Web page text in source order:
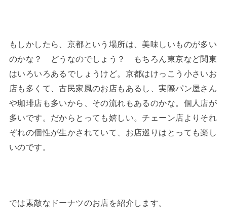
もしかしたら、京都という場所は、美味しいものが多い
のかな？ どうなのでしょう？ もちろん東京など関東
はいろいろあるでしょうけど。京都はけっこう小さいお
店も多くて、古民家風のお店もあるし、実際パン屋さん
や珈琲店も多いから、その流れもあるのかな。個人店が
多いです。だからとっても嬉しい。チェーン店よりそれ
ぞれの個性が生かされていて、お店巡りはとっても楽し
いのです。
では素敵なドーナツのお店を紹介します。